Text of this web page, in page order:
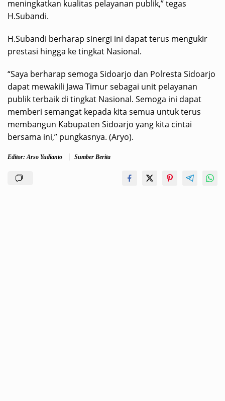
meningkatkan kualitas pelayanan publik,” tegas
H.Subandi.
H.Subandi berharap sinergi ini dapat terus mengukir
prestasi hingga ke tingkat Nasional.
“Saya berharap semoga Sidoarjo dan Polresta Sidoarjo
dapat mewakili Jawa Timur sebagai unit pelayanan
publik terbaik di tingkat Nasional. Semoga ini dapat
memberi semangat kepada kita semua untuk terus
membangun Kabupaten Sidoarjo yang kita cintai
bersama ini,” pungkasnya. (Aryo).
Editor: Arso Yudianto Sumber Berita